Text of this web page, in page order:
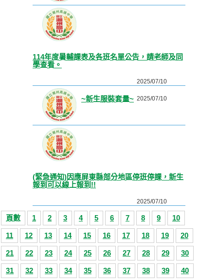
114年度暑輔課表及各班名單公告，請老師及同
學查看。
2025/07/10
~新生服裝套量~ 2025/07/10
(緊急通知)因應屏東縣部分地區停班停課，新生
報到可以線上報到!!
2025/07/10
頁數 1 2 3 4 5 6 7 8 9 10
11 12 13 14 15 16 17 18 19 20
21 22 23 24 25 26 27 28 29 30
31 32 33 34 35 36 37 38 39 40